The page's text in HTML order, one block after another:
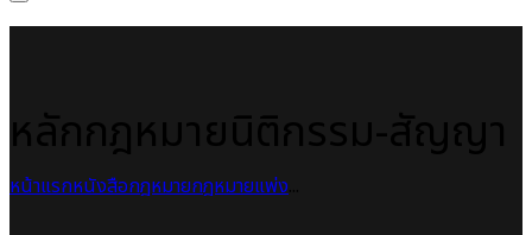
หน้าแรกหนังสือกฎหมายกฎหมายแพ่ง